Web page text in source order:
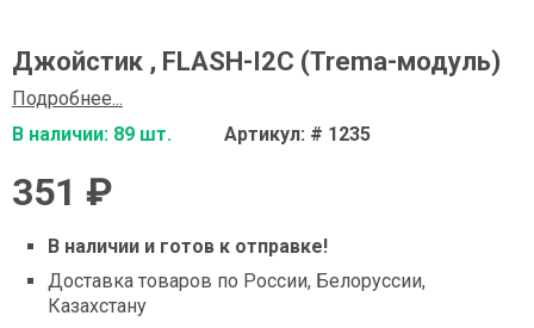
Джойстик , FLASH-I2C (Trema-модуль)
Подробнее...
В наличии: 89 шт.
Артикул: # 1235
351 ₽
В наличии и готов к отправке!
Доставка товаров по России, Белоруссии,
Казахстану